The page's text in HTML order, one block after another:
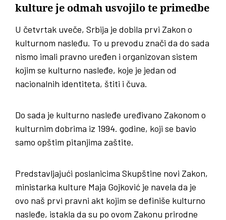
kulture je odmah usvojilo te primedbe
U četvrtak uveče, Srbija je dobila prvi Zakon o
kulturnom nasleđu. To u prevodu znači da do sada
nismo imali pravno uređen i organizovan sistem
kojim se kulturno nasleđe, koje je jedan od
nacionalnih identiteta, štiti i čuva.
Do sada je kulturno nasleđe uređivano Zakonom o
kulturnim dobrima iz 1994. godine, koji se bavio
samo opštim pitanjima zaštite.
Predstavljajući poslanicima Skupštine novi Zakon,
ministarka kulture Maja Gojković je navela da je
ovo naš prvi pravni akt kojim se definiše kulturno
nasleđe, istakla da su po ovom Zakonu prirodne